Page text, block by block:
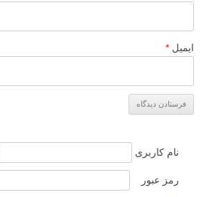
ایمیل *
نام کاربری
رمز عبور